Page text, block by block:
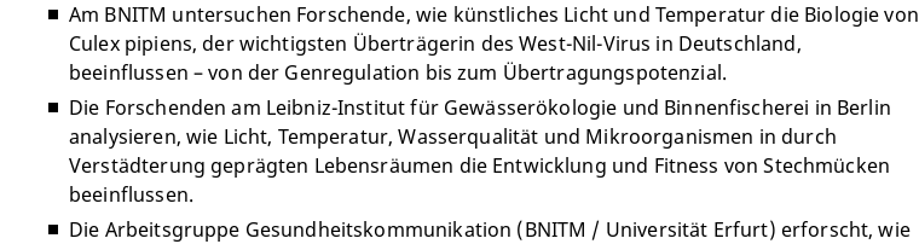
Am BNITM untersuchen Forschende, wie künstliches Licht und Temperatur die Biologie von
Culex pipiens, der wichtigsten Überträgerin des West-Nil-Virus in Deutschland,
beeinflussen – von der Genregulation bis zum Übertragungspotenzial.
Die Forschenden am Leibniz-Institut für Gewässerökologie und Binnenfischerei in Berlin
analysieren, wie Licht, Temperatur, Wasserqualität und Mikroorganismen in durch
Verstädterung geprägten Lebensräumen die Entwicklung und Fitness von Stechmücken
beeinflussen.
Die Arbeitsgruppe Gesundheitskommunikation (BNITM / Universität Erfurt) erforscht, wie